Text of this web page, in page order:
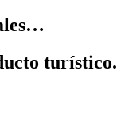
turístico.